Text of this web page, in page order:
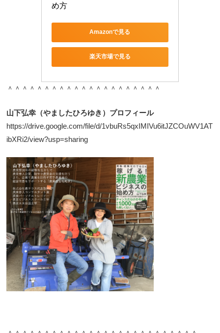
め方
Amazonで見る
楽天市場で見る
＾＾＾＾＾＾＾＾＾＾＾＾＾＾＾＾＾＾＾＾＾
山下弘幸（やましたひろゆき）プロフィール
https://drive.google.com/file/d/1vbuRs5qxIMIVu6itJZCOuWV1AT
ibXRi2/view?usp=sharing